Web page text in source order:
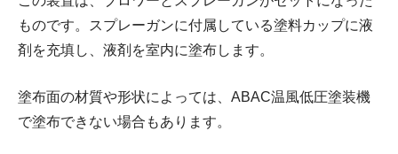
ものです。スプレーガンに付属している塗料カップに液
剤を充填し、液剤を室内に塗布します。
塗布面の材質や形状によっては、ABAC温風低圧塗装機
で塗布できない場合もあります。